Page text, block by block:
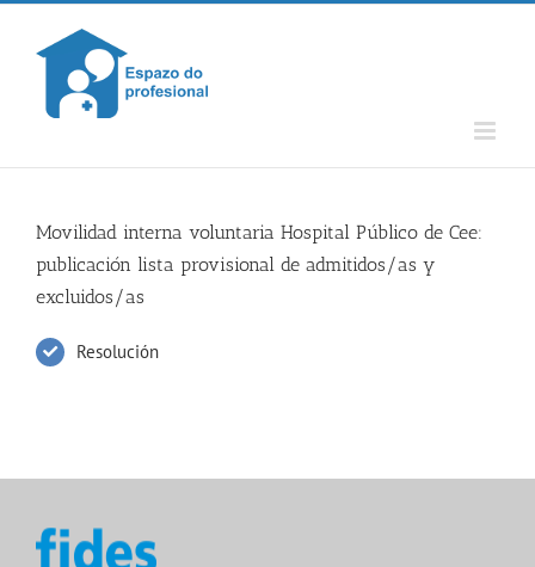
Skip
content
Movilidad interna voluntaria Hospital Público de Cee:
publicación lista provisional de admitidos/as y
excluidos/as
Resolución